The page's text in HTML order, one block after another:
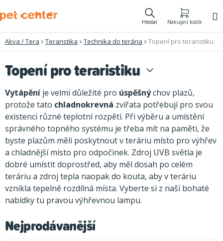
na
Hledat Nákupní košík
Akva / Tera Teraristika Technika do terária Topení pro teraristiku
Topení pro teraristiku
Vytápění je velmi důležité pro úspěšnýchov plazů,
protože tato chladnokrevná zvířata potřebují pro svou
existenci různé teplotní rozpětí. Při výběru a umístění
správného topného systému je třeba mít na paměti, že
byste plazům měli poskytnout v teráriu místo pro výhřev
a chladnější místo pro odpočinek. Zdroj UVB světla je
dobré umístit doprostřed, aby měl dosah po celém
teráriu a zdroj tepla naopak do kouta, aby v teráriu
vznikla tepelně rozdílná místa. Vyberte si z naší bohaté
nabídky tu pravou výhřevnou lampu.
Nejprodávanější